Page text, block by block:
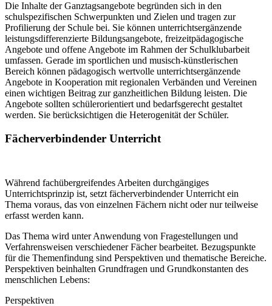
Die Inhalte der Ganztagsangebote begründen sich in den
schulspezifischen Schwerpunkten und Zielen und tragen zur
Profilierung der Schule bei. Sie können unterrichtsergänzende
leistungsdifferenzierte Bildungsangebote, freizeitpädagogische
Angebote und offene Angebote im Rahmen der Schulklubarbeit
umfassen. Gerade im sportlichen und musisch-künstlerischen
Bereich können pädagogisch wertvolle unterrichtsergänzende
Angebote in Kooperation mit regionalen Verbänden und Vereinen
einen wichtigen Beitrag zur ganzheitlichen Bildung leisten. Die
Angebote sollten schülerorientiert und bedarfsgerecht gestaltet
werden. Sie berücksichtigen die Heterogenität der Schüler.
Fächerverbindender Unterricht
Während fachübergreifendes Arbeiten durchgängiges
Unterrichtsprinzip ist, setzt fächerverbindender Unterricht ein
Thema voraus, das von einzelnen Fächern nicht oder nur teilweise
erfasst werden kann.
Das Thema wird unter Anwendung von Fragestellungen und
Verfahrensweisen verschiedener Fächer bearbeitet. Bezugspunkte
für die Themenfindung sind Perspektiven und thematische Bereiche.
Perspektiven beinhalten Grundfragen und Grundkonstanten des
menschlichen Lebens:
Perspektiven